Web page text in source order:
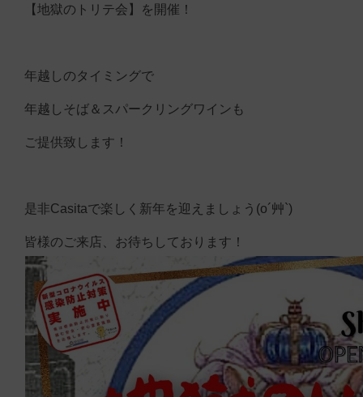
【地獄のトリテ会】を開催！
年越しのタイミングで
年越しそば＆スパークリングワインも
ご提供致します！
是非Casitaで楽しく新年を迎えましょう(o´艸`)
皆様のご来店、お待ちしております！